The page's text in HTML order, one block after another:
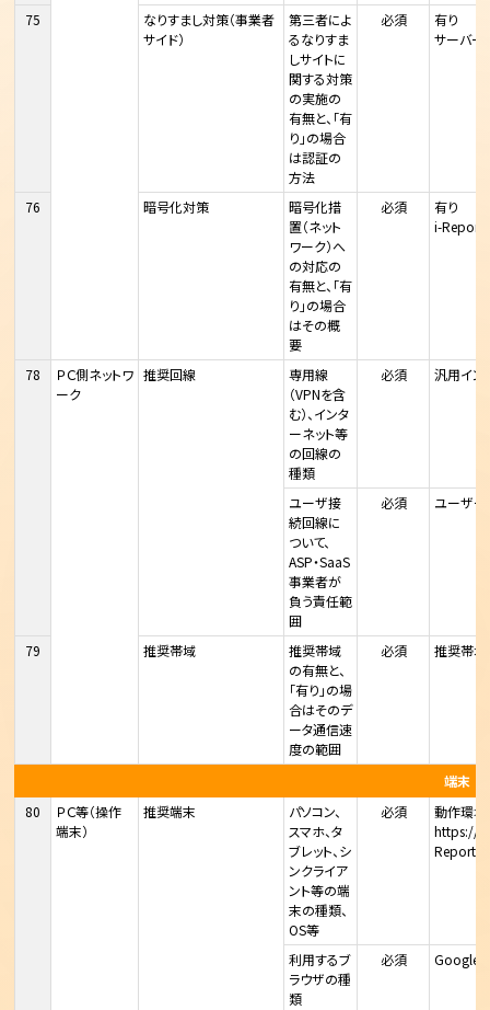
75
なりすまし対策（事業者
サイド）
第三者によ
るなりすま
しサイトに
関する対策
の実施の
有無と、「有
り」の場合
は認証の
方法
必須
有り
サーバー
76 暗号化対策
暗号化措
置（ネット
ワーク）へ
の対応の
有無と、「有
り」の場合
はその概
要
必須
有り
i-
78
ＰＣ側ネットワ
ーク
推奨回線
専用線
（VPNを含
む）、インタ
ーネット等
の回線の
種類
必須 汎用イン
ユーザ接
続回線に
ついて、
ASP・SaaS
事業者が
負う責任範
囲
必須 ユーザー
79 推奨帯域
推奨帯域
の有無と、
「有り」の場
合はそのデ
ータ通信速
度の範囲
必須 推奨帯域
端末
80
ＰＣ等（操作
端末）
推奨端末
パソコン、
スマホ、タ
ブレット、シ
ンクライア
ント等の端
末の種類、
OS等
必須
動作環境
https://
利用するブ
ラウザの種
類
必須 Google